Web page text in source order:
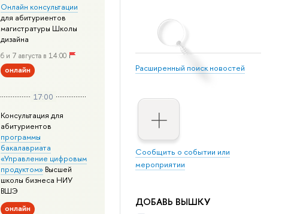
Расширенный поиск новостей
Сообщить о событии или
мероприятии
ДОБАВЬ ВЫШКУ
Онлайн консультации
для абитуриентов
магистратуры Школы
дизайна
6 и 7 августа в 14:00
онлайн
17:00
Консультация для
абитуриентов
программы
бакалавриата
«Управление цифровым
продуктом»Высшей
школы бизнеса НИУ
ВШЭ
онлайн